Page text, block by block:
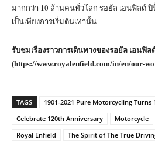
มากกว่า 10 ล้านคนทั่วโลก รอยัล เอนฟิลด์
เป็นเพียงการเริ่มต้นเท่านั้น
รับชมเรื่องราวการเดินทางของรอยัล เอนฟิ
(https://www.royalenfield.com/in/en/our-
TAGS
1901-2021 Pure Motorcycling Turns
Celebrate 120th Anniversary
Motorcycle
Royal Enfield
The Spirit of The True